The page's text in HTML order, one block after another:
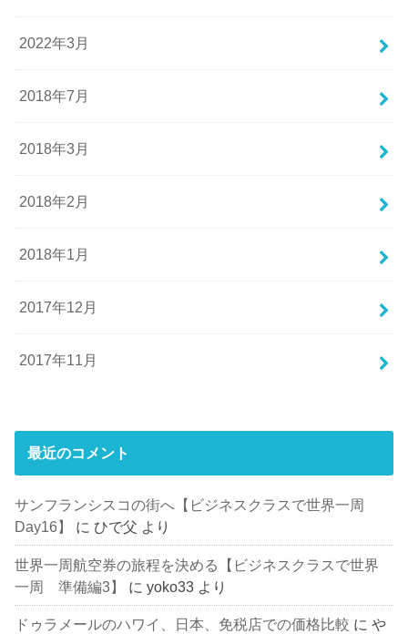
2022年3月
2018年7月
2018年3月
2018年2月
2018年1月
2017年12月
2017年11月
最近のコメント
サンフランシスコの街へ【ビジネスクラスで世界一周
Day16】
に ひで父 より
世界一周航空券の旅程を決める【ビジネスクラスで世界
一周 準備編3】
にyoko33 より
ドゥラメールのハワイ、日本、免税店での価格比較 にや